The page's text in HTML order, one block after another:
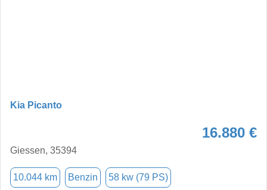
Kia Picanto
16.880 €
Giessen, 35394
10.044 km Benzin 58 kw (79 PS)